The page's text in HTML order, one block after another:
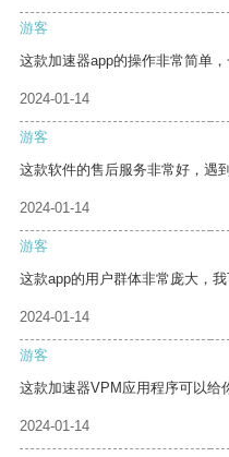
游客
这款加速器app的操作非常简单
2024-01-14
游客
这款软件的售后服务非常好，遇
2024-01-14
游客
这款app的用户群体非常庞大，
2024-01-14
游客
这款加速器VPM应用程序可以给
2024-01-14